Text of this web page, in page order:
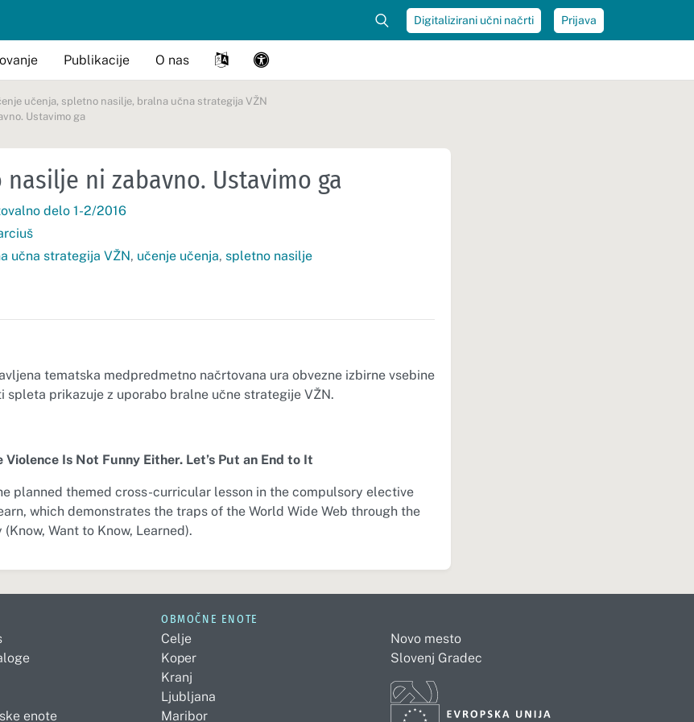
Digitalizirani učni načrti Prijava
Publikacije O nas
učenja, spletno nasilje, bralna učna strategija VŽN
Ustavimo ga
ni zabavno. Ustavimo ga
delo 1-2/2016
učna strategija VŽN, učenje učenja, spletno nasilje
tematska medpredmetno načrtovana ura obvezne izbirne vsebine
spleta prikazuje z uporabo bralne učne strategije VŽN.
Violence Is Not Funny Either. Let’s Put an End to It
planned themed cross-curricular lesson in the compulsory elective
which demonstrates the traps of the World Wide Web through the
Want to Know, Learned).
enote
OBMOČNE ENOTE
Celje
Koper
Kranj
Ljubljana
Maribor
Novo mesto
Slovenj Gradec